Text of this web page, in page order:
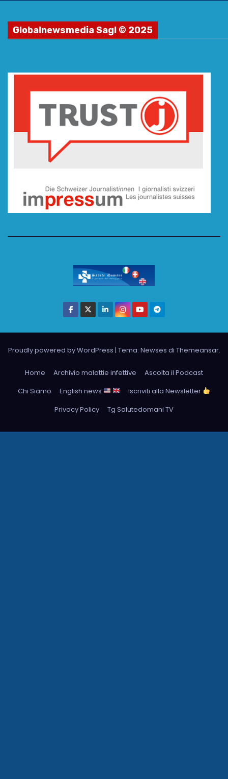
Globalnewsmedia Sagl © 2025
Proudly powered by WordPress | Tema: Newses di Themeansar.
Home Archivio malattie infettive
Ascolta il Podcast
Chi Siamo
English news
Iscriviti alla Newsletter
Privacy Policy
Tg Salutedomani TV